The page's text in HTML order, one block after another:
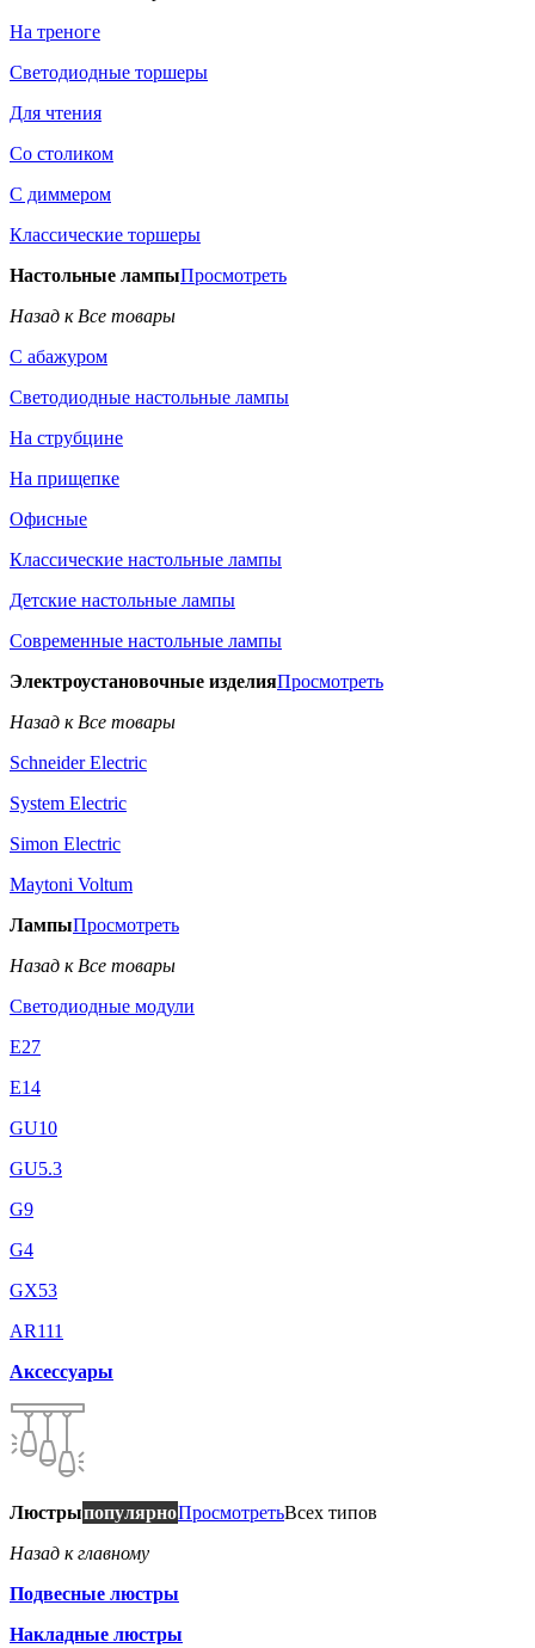
На треноге
Светодиодные торшеры
Для чтения
Со столиком
С диммером
Классические торшеры
Настольные лампыПросмотреть
Назад к Все товары
С абажуром
Светодиодные настольные лампы
На струбцине
На прищепке
Офисные
Классические настольные лампы
Детские настольные лампы
Современные настольные лампы
Электроустановочные изделияПросмотреть
Назад к Все товары
Schneider Electric
System Electric
Simon Electric
Maytoni Voltum
ЛампыПросмотреть
Назад к Все товары
Светодиодные модули
E27
E14
GU10
GU5.3
G9
G4
GX53
AR111
Аксессуары
ЛюстрыпопулярноПросмотретьВсех типов
Назад к главному
Подвесные люстры
Накладные люстры